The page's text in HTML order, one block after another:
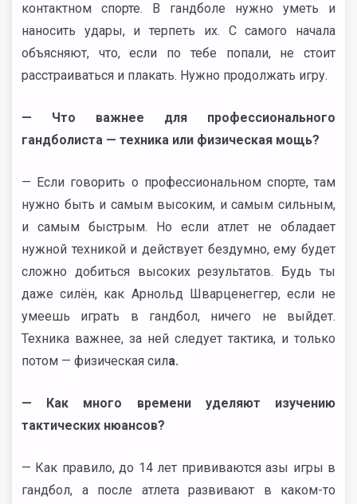
контактном спорте. В гандболе нужно уметь и
наносить удары, и терпеть их. С самого начала
объясняют, что, если по тебе попали, не стоит
расстраиваться и плакать. Нужно продолжать игру.
— Что важнее для профессионального
гандболиста — техника или физическая мощь?
— Если говорить о профессиональном спорте, там
нужно быть и самым высоким, и самым сильным,
и самым быстрым. Но если атлет не обладает
нужной техникой и действует бездумно, ему будет
сложно добиться высоких результатов. Будь ты
даже силён, как Арнольд Шварценеггер, если не
умеешь играть в гандбол, ничего не выйдет.
Техника важнее, за ней следует тактика, и только
потом — физическая сила.
— Как много времени уделяют изучению
тактических нюансов?
— Как правило, до 14 лет прививаются азы игры в
гандбол, а после атлета развивают в каком-то